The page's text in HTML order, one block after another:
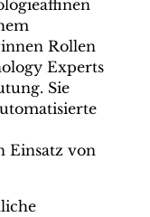
Rollen
Experts
Sie
Einsatz von